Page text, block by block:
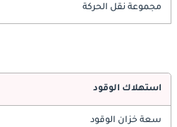
مجموعة نقل الحركة
استهلاك الوقود
سعة خزان الوقود